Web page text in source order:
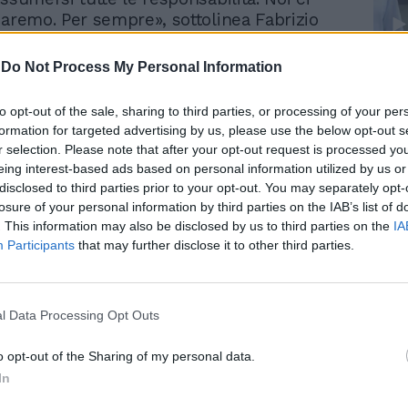
Do Not Process My Personal Information
opt-out of the sale, sharing to third parties, or processing of your
for targeted advertising by us, please use the below opt-out
selection. Please note that after your opt-out request is processed
interest-based ads based on personal information utilized by us
to third parties prior to your opt-out. You may separately
of your personal information by third parties on the IAB’s list of
This information may also be disclosed by us to third parties on the
Participants that may further disclose it to other third parties.
Data Processing Opt Outs
opt-out of the Sharing of my personal data.
Per sempre», sottolinea Fabrizio
dei leader del gruppo insieme all'altro
che raccoglie e amplifica. «È il
dei tifosi e non delle banche, che ci
Vogliamo sensibilizzare tutti
di capitale vada in porto». La
la sua parte la farà. Ieri petizione
(tramite Lazio.net) per raccogliere firme
sollecitare l'intervento di Veltroni: oggi il
convocato Longo e l'ad Masoni per
«Lazionista»: vicina l'ok di alcuni
settimana l'incontro decisivo. Incertezza
esteri, invece, saranno ancora per una
Global Sport. E sul fronte aumento, il
Rudy Giuliani a Come States?
Trump, Meloni e la strategia
americana